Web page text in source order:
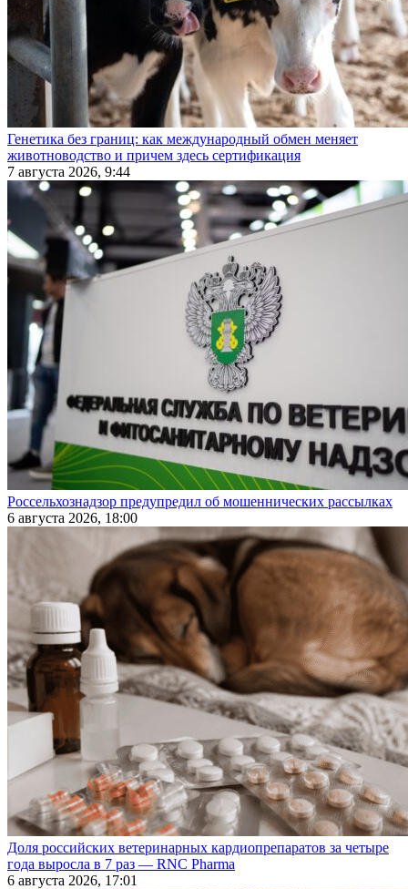
Генетика без границ: как международный обмен меняет
животноводство и причем здесь сертификация
7 августа 2026, 9:44
Россельхознадзор предупредил об мошеннических рассылках
6 августа 2026, 18:00
Доля российских ветеринарных кардиопрепаратов за четыре
года выросла в 7 раз — RNC Pharma
6 августа 2026, 17:01